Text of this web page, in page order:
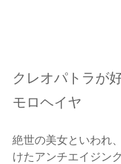
クレオパトラが
モロヘイヤ
絶世の美女といわれ
けたアンチエイジン